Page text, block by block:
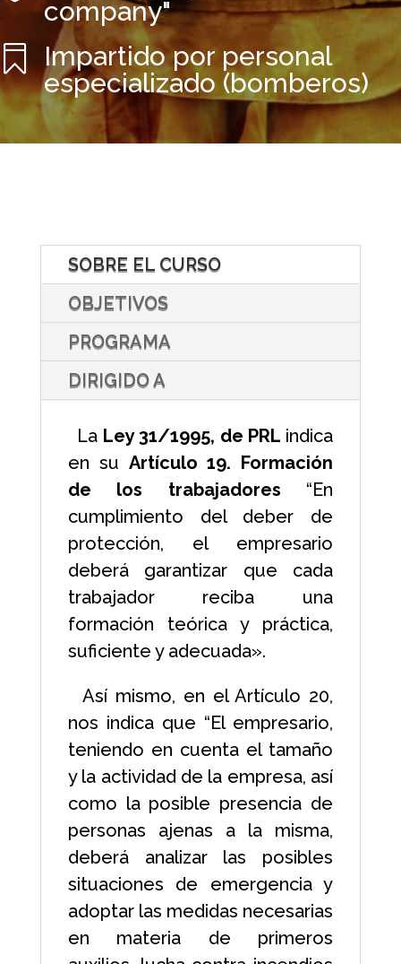
company"

Impartido por personal
especializado (bomberos)
SOBRE EL CURSO
OBJETIVOS
PROGRAMA
DIRIGIDO A
La Ley 31/1995, de PRL indica
en su Artículo 19. Formación
de los trabajadores “En
cumplimiento del deber de
protección, el empresario
deberá garantizar que cada
trabajador reciba una
formación teórica y práctica,
suficiente y adecuada».
Así mismo, en el Artículo 20,
nos indica que “El empresario,
teniendo en cuenta el tamaño
y la actividad de la empresa, así
como la posible presencia de
personas ajenas a la misma,
deberá analizar las posibles
situaciones de emergencia y
adoptar las medidas necesarias
en materia de primeros